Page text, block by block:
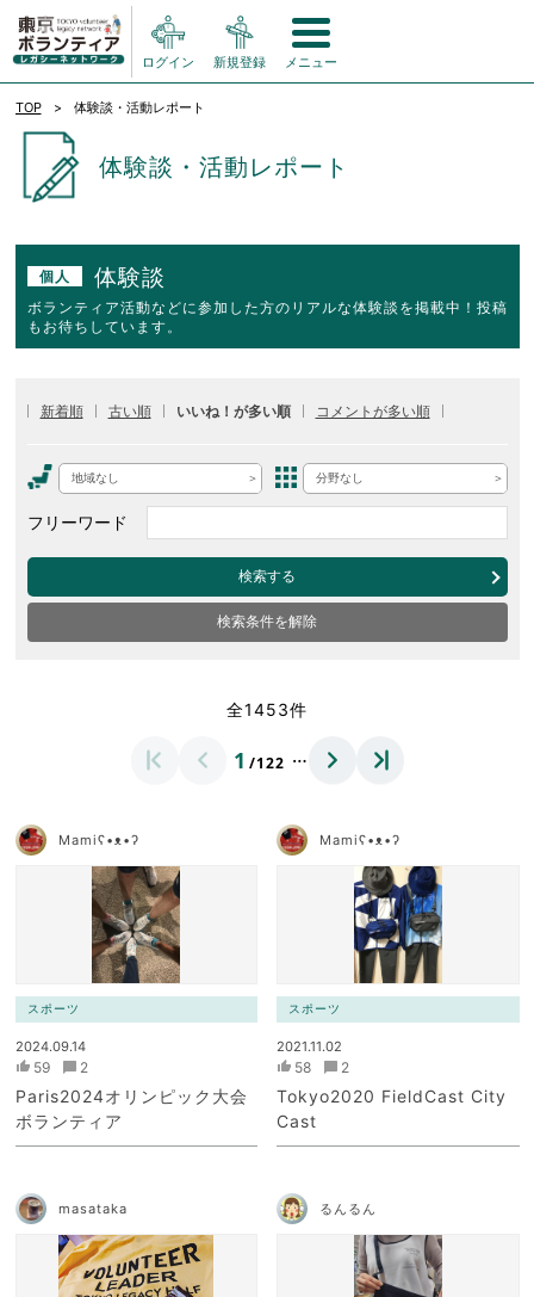
ログイン 新規登録 メニュー
TOP 体験談・活動レポート
体験談・活動レポート
個人 体験談
ボランティア活動などに参加した方のリアルな体験談を掲載中！投稿
もお待ちしています。
新着順 古い順 いいね！が多い順 コメントが多い順
地域なし 分野なし
フリーワード
検索する
検索条件を解除
全1453件
1 /122 …
Mamiʕ•ᴥ•ʔ
スポーツ
2024.09.14
59 2
Paris2024オリンピック大会
ボランティア
Mamiʕ•ᴥ•ʔ
スポーツ
2021.11.02
58 2
Tokyo2020 FieldCast City
Cast
masataka るんるん